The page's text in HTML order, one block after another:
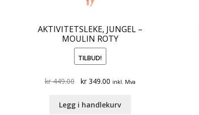
AKTIVITETSLEKE, JUNGEL –
MOULIN ROTY
TILBUD!
kr449.00
Original
was:
kr349.00 Current
is:
inkl. Mva
Legg i handlekurv